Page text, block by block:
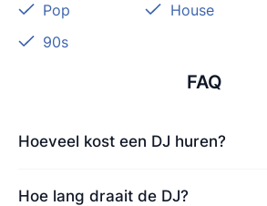
Pop House
90s
FAQ
Hoeveel kost een DJ huren?
Hoe lang draait de DJ?